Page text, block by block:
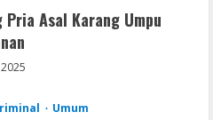
2026
Pria Asal Karang Umpu
Umum